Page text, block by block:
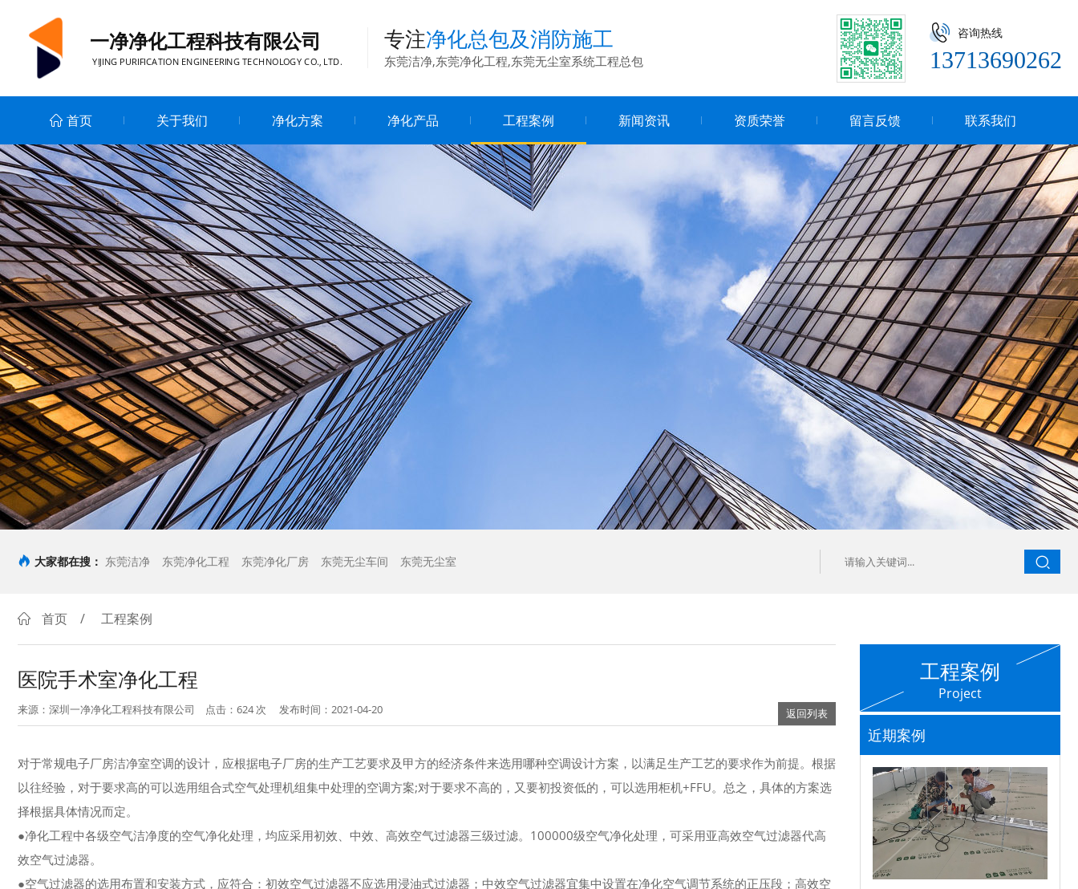
一净净化工程科技有限公司
YIJING PURIFICATION ENGINEERING TECHNOLOGY CO., LTD.
专注净化总包及消防施工
东莞洁净,东莞净化工程,东莞无尘室系统工程总包
咨询热线
13713690262
首页 关于我们 净化方案 净化产品 工程案例 新闻资讯 资质荣誉 留言反馈 联系我们
大家都在搜： 东莞洁净 东莞净化工程 东莞净化厂房 东莞无尘车间 东莞无尘室
首页 / 工程案例
工程案例
Project
近期案例
医院手术室净化工程
来源：深圳一净净化工程科技有限公司 点击：624次 发布时间：2021-04-20 返回列表
对于常规电子厂房洁净室空调的设计，应根据电子厂房的生产工艺要求及甲方的经济条件来选用哪种空调设计方案，以满足生产工艺的要求作为前提。根据
以往经验，对于要求高的可以选用组合式空气处理机组集中处理的空调方案;对于要求不高的，又要初投资低的，可以选用柜机+FFU。总之，具体的方案选
择根据具体情况而定。
●净化工程中各级空气洁净度的空气净化处理，均应采用初效、中效、高效空气过滤器三级过滤。100000级空气净化处理，可采用亚高效空气过滤器代高
效空气过滤器。
●空气过滤器的选用布置和安装方式，应符合：初效空气过滤器不应选用浸油式过滤器；中效空气过滤器宜集中设置在净化空气调节系统的正压段；高效空